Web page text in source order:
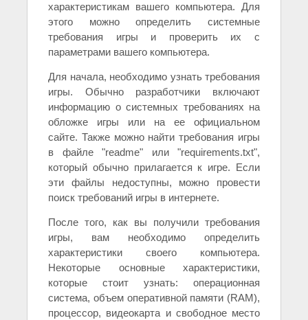
характеристикам вашего компьютера. Для
этого можно определить системные
требования игры и проверить их с
параметрами вашего компьютера.
Для начала, необходимо узнать требования
игры. Обычно разработчики включают
информацию о системных требованиях на
обложке игры или на ее официальном
сайте. Также можно найти требования игры
в файле "readme" или "requirements.txt",
который обычно прилагается к игре. Если
эти файлы недоступны, можно провести
поиск требований игры в интернете.
После того, как вы получили требования
игры, вам необходимо определить
характеристики своего компьютера.
Некоторые основные характеристики,
которые стоит узнать: операционная
система, объем оперативной памяти (RAM),
процессор, видеокарта и свободное место